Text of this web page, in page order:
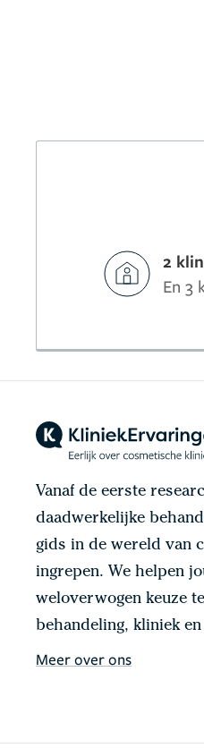
2
En 3
Vanaf de eerste
daadwerkelijke
gids in de wereld van
ingrepen. We helpen
weloverwogen keuze
behandeling, kliniek
Meer over ons